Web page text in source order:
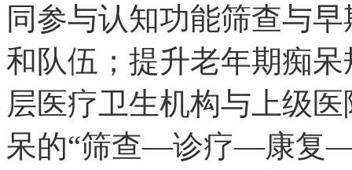
同参与认知功能筛查与
和队伍；提升老年期痴
层医疗卫生机构与上级
呆的“筛查—诊疗—康复—